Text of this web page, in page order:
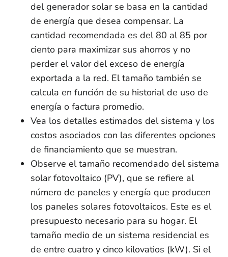
del generador solar se basa en la cantidad
de energía que desea compensar. La
cantidad recomendada es del 80 al 85 por
ciento para maximizar sus ahorros y no
perder el valor del exceso de energía
exportada a la red. El tamaño también se
calcula en función de su historial de uso de
energía o factura promedio.
Vea los detalles estimados del sistema y los
costos asociados con las diferentes opciones
de financiamiento que se muestran.
Observe el tamaño recomendado del sistema
solar fotovoltaico (PV), que se refiere al
número de paneles y energía que producen
los paneles solares fotovoltaicos. Este es el
presupuesto necesario para su hogar. El
tamaño medio de un sistema residencial es
de entre cuatro y cinco kilovatios (kW). Si el